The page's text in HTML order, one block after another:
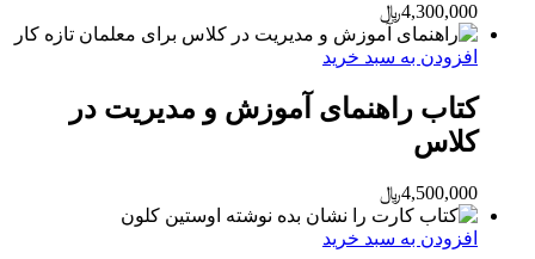
4,300,000﷼
افزودن به سبد خرید
کتاب راهنمای آموزش و مدیریت در
کلاس
4,500,000﷼
افزودن به سبد خرید